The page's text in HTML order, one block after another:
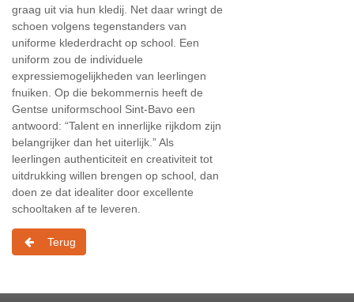
graag uit via hun kledij. Net daar wringt de
schoen volgens tegenstanders van
uniforme klederdracht op school. Een
uniform zou de individuele
expressiemogelijkheden van leerlingen
fnuiken. Op die bekommernis heeft de
Gentse uniformschool Sint-Bavo een
antwoord: “Talent en innerlijke rijkdom zijn
belangrijker dan het uiterlijk.” Als
leerlingen authenticiteit en creativiteit tot
uitdrukking willen brengen op school, dan
doen ze dat idealiter door excellente
schooltaken af te leveren.
Terug